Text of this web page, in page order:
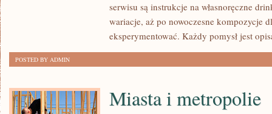
JEGO
ODMIANY
serwisu są instrukcje na własnoręczne
wariacje, aż po nowoczesne kompozycje
eksperymentować. Każdy pomysł jest
POSTED BY ADMIN
Miasta i metropolie